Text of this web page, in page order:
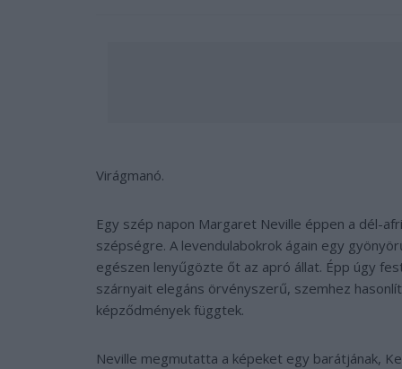
Virágmanó.
Egy szép napon Margaret Neville éppen a dél-
szépségre. A levendulabokrok ágain egy
egészen lenyűgözte őt az apró állat. Épp úgy
szárnyait elegáns örvényszerű, szemhez
képződmények függtek.
Neville megmutatta a képeket egy barátjának,